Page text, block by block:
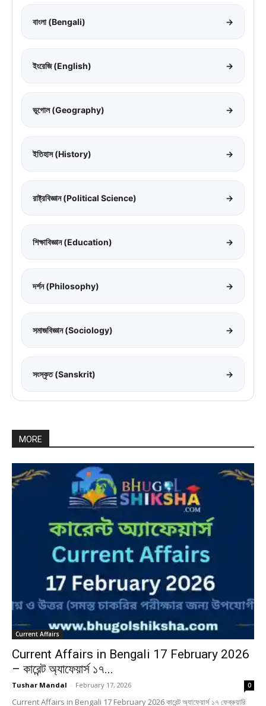
বাংলা (Bengali) →
ইংরেজি (English) →
ভূগোল (Geography) →
ইতিহাস (History) →
রাষ্ট্রবিজ্ঞান (Political Science) →
শিক্ষাবিজ্ঞান (Education) →
দর্শন (Philosophy) →
সমাজবিজ্ঞান (Sociology) →
সংস্কৃত (Sanskrit) →
MORE
Current Affairs
Current Affairs in Bengali 17 February 2026
– কারেন্ট অ্যাফেয়ার্স ১৭...
Tushar Mandal - February 17, 2026 0
Current Affairs in Bengali 17 February 2026 কারেন্ট অ্যাফেয়ার্স ১৭ ফেব্রুয়ারি